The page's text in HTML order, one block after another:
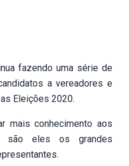
fazendo uma série de
a vereadores e
Eleições 2020.
mais conhecimento aos
são eles os grandes